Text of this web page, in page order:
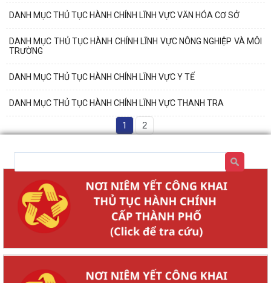
DANH MỤC THỦ TỤC HÀNH CHÍNH LĨNH VỰC VĂN HÓA CƠ SỞ
DANH MỤC THỦ TỤC HÀNH CHÍNH LĨNH VỰC NÔNG NGHIỆP VÀ MÔI
TRƯỜNG
DANH MỤC THỦ TỤC HÀNH CHÍNH LĨNH VỰC Y TẾ
DANH MỤC THỦ TỤC HÀNH CHÍNH LĨNH VỰC THANH TRA
1 2